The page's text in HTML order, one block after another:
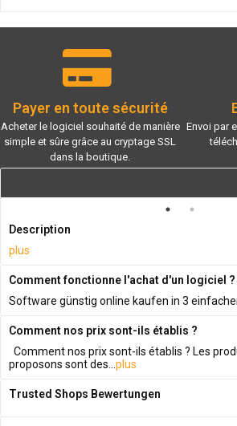
Payer en toute sécurité
Acheter le logiciel souhaité de manière
simple et sûre grâce au cryptage SSL
dans la boutique.
Envoi par
Description
plus
Comment fonctionne l'achat d'un logiciel ?
Software günstig online kaufen in 3
Comment nos prix sont-ils établis ?
Comment nos prix sont-ils établis ? Les
proposons sont des... plus
Trusted Shops Bewertungen